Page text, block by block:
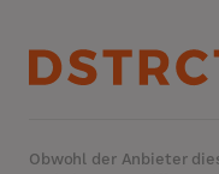
Obwohl der Anbieter